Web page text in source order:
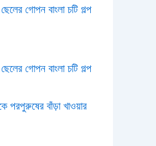
গোপন বাংলা চটি গল্প
গোপন বাংলা চটি গল্প
পরপুরুষের বাঁড়া খাওয়ার